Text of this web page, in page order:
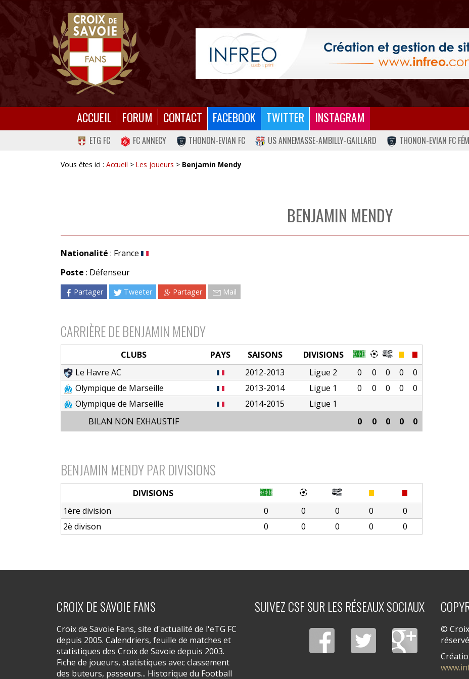
ACCUEIL FORUM CONTACT FACEBOOK TWITTER INSTAGRAM
ETG FC FC ANNECY THONON-EVIAN FC US ANNEMASSE-AMBILLY-GAILLARD THONON-EVIAN FC
Vous êtes ici : Accueil > Les joueurs > Benjamin Mendy
BENJAMIN MENDY
Nationalité : France
Poste : Défenseur
Partager Tweeter Partager Mail
CARRIÈRE DE BENJAMIN MENDY
CLUBS PAYS SAISONS
DIVISIONS
Le Havre AC
2012-2013 Ligue 2 0 0 0 0
0
Olympique de Marseille
2013-2014 Ligue 1 0 0 0 0
0
Olympique de Marseille
2014-2015
Ligue 1
BILAN NON EXHAUSTIF
0 0 0 0 0
BENJAMIN MENDY PAR DIVISIONS
DIVISIONS
1ère division
0 0 0 0
0
2è divison
0 0 0 0 0
CROIX DE SAVOIE FANS
Croix de Savoie Fans, site d'actualité de l'eTG FC
depuis 2005. Calendriers, feuille de matches et
statistiques des Croix de Savoie depuis 2003.
Fiche de joueurs, statistiques avec classement
des buteurs, passeurs... Historique du Football
SUIVEZ CSF SUR LES RÉSEAUX SOCIAUX
©